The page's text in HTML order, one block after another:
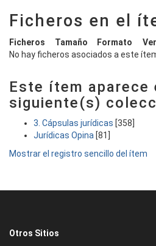
Ficheros en el
Ficheros Tamaño Formato
Ver
No hay ficheros asociados a este
Este ítem aparece
siguiente(s)
3. Cápsulas jurídicas [358]
Jurídicas Opina [81]
Mostrar el registro sencillo del ítem
Otros Sitios